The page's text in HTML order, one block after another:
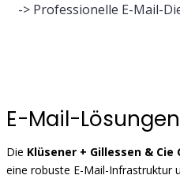
-> Professionelle E-Mail-
E-Mail-
Die Klüsener + Gillessen & Cie
eine robuste E-Mail-Infrastruktur